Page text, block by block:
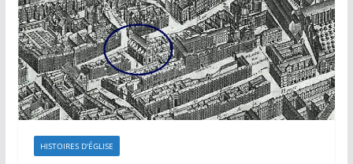
HISTOIRES D'ÉGLISE